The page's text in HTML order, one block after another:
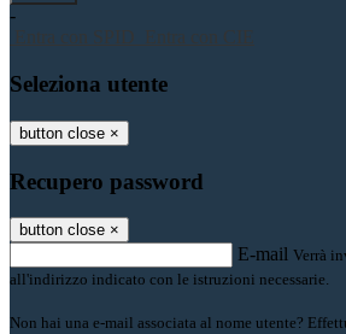
-
Entra con SPID
Entra con CIE
Seleziona utente
button close ×
Recupero password
button close ×
E-mail Verrà
all'indirizzo indicato con le istruzioni necessarie.
Non hai una e-mail associata al nome utente?